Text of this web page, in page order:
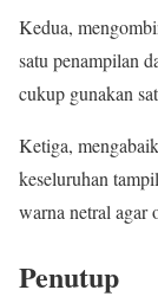
Kedua,
satu penampilan
cukup gunakan
Ketiga,
keseluruhan
warna netral agar
Penutup